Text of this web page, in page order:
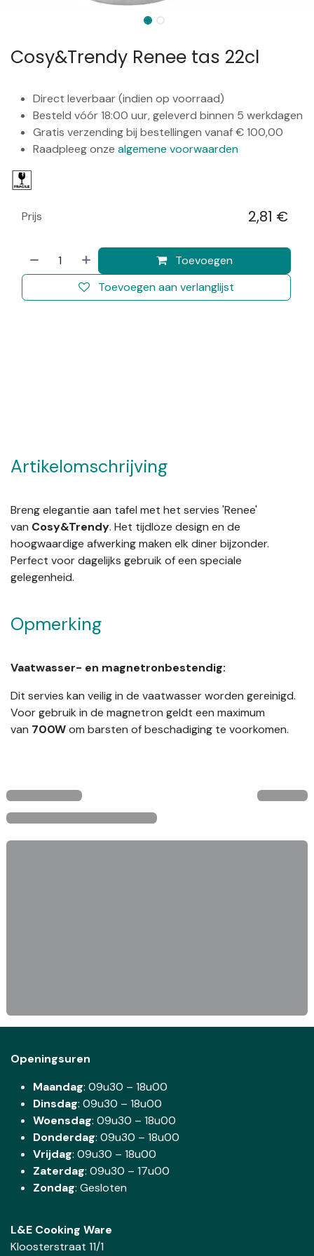
Cosy&Trendy Renee tas 22cl
Direct leverbaar (indien op voorraad)
Besteld vóór 18:00 uur, geleverd binnen 5 werkdagen
Gratis verzending bij bestellingen vanaf € 100,00
Raadpleeg onze algemene voorwaarden
Toevoegen
Toevoegen aan verlanglijst
Prijs 2,81 €
Artikelomschrijving
Breng elegantie aan tafel met het servies 'Renee'
van Cosy&Trendy. Het tijdloze design en de
hoogwaardige afwerking maken elk diner bijzonder.
Perfect voor dagelijks gebruik of een speciale
gelegenheid.
Opmerking
Vaatwasser- en magnetronbestendig:
Dit servies kan veilig in de vaatwasser worden gereinigd.
Voor gebruik in de magnetron geldt een maximum
van 700Wom barsten of beschadiging te voorkomen.
Openingsuren
Maandag: 09u30 – 18u00
Dinsdag: 09u30 – 18u00
Woensdag: 09u30 – 18u00
Donderdag: 09u30 – 18u00
Vrijdag: 09u30 – 18u00
Zaterdag: 09u30 – 17u00
Zondag: Gesloten
L&E Cooking Ware
Kloosterstraat 11/1